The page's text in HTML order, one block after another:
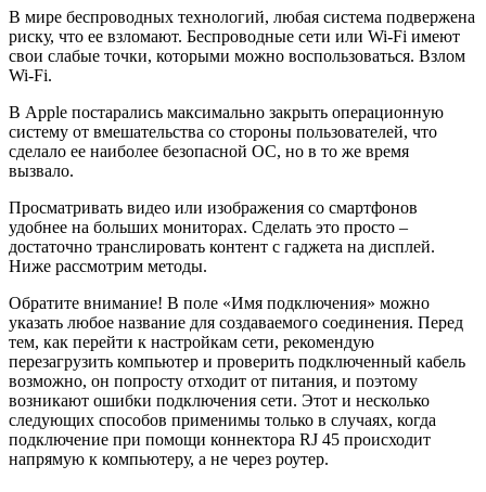
В мире беспроводных технологий, любая система подвержена
риску, что ее взломают. Беспроводные сети или Wi-Fi имеют
свои слабые точки, которыми можно воспользоваться. Взлом
Wi-Fi.
В Apple постарались максимально закрыть операционную
систему от вмешательства со стороны пользователей, что
сделало ее наиболее безопасной ОС, но в то же время
вызвало.
Просматривать видео или изображения со смартфонов
удобнее на больших мониторах. Сделать это просто –
достаточно транслировать контент с гаджета на дисплей.
Ниже рассмотрим методы.
Обратите внимание! В поле «Имя подключения» можно
указать любое название для создаваемого соединения. Перед
тем, как перейти к настройкам сети, рекомендую
перезагрузить компьютер и проверить подключенный кабель
возможно, он попросту отходит от питания, и поэтому
возникают ошибки подключения сети. Этот и несколько
следующих способов применимы только в случаях, когда
подключение при помощи коннектора RJ 45 происходит
напрямую к компьютеру, а не через роутер.